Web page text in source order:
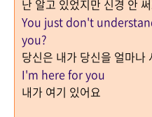
난 알고 있었지만 신경 안
You just don't
you?
당신은 내가 당신을 얼마나
I'm here for you
내가 여기 있어요